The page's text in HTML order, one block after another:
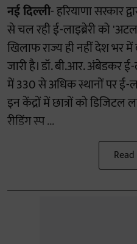
नई दिल्ली- हरियाणा सरकार
से चल रही ई-लाइब्रेरी को
खिलाफ राज्य ही नहीं देश भर
जारी है। डॉ. बी.आर. अंबेडकर
में 330 से अधिक स्थानों पर ई-
इन केंद्रों में छात्रों को
रीडिंग स्प ...